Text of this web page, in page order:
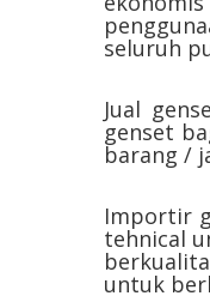
seluruh
Jual
genset
barang /
Importir
tehnical
untuk